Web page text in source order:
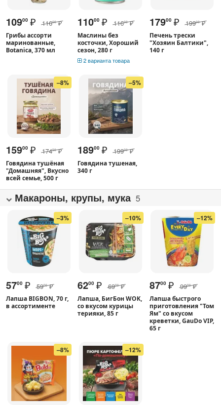
10900 ₽ 11600 ₽
Грибы ассорти
маринованные,
Botanica, 370 мл
11000 ₽ 11600 ₽
Маслины без
косточки, Хороший
сезон, 280 г
2 варианта товара
17900 ₽ 19900 ₽
Печень трески
"Хозяин Балтики",
140 г
–8%
15900 ₽ 17450 ₽
Говядина тушёная
"Домашняя", Вкусно
всей семье, 500 г
–5%
18900 ₽ 19900 ₽
Говядина тушеная,
340 г
Макароны, крупы, мука 5
–3%
5700 ₽ 5900 ₽
Лапша BIGBON, 70 г,
в ассортименте
–10%
6200 ₽ 6900 ₽
Лапша, БигБон WOK,
со вкусом курицы
терияки, 85 г
–12%
8700 ₽ 9900 ₽
Лапша быстрого
приготовления "Том
Ям" со вкусом
креветки, GauDo VIP,
65 г
–8% –12%